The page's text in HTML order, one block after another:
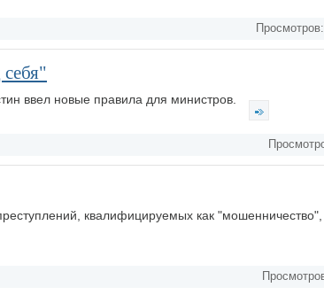
Просмотров:
ввел новые правила для министров.
квалифицируемых как